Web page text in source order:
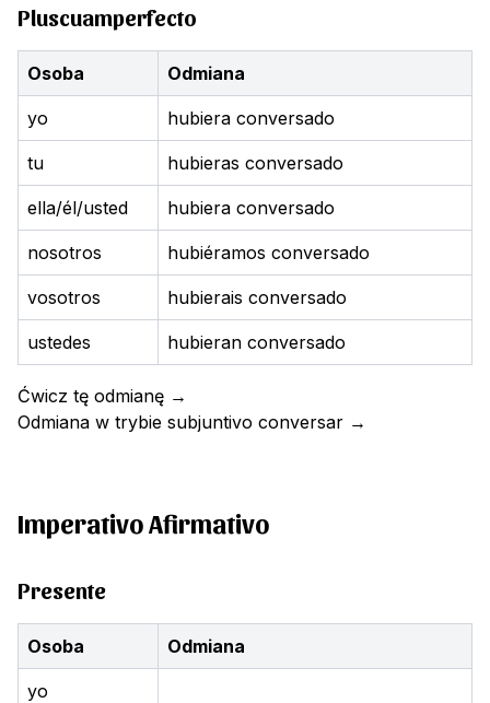
Pluscuamperfecto
Osoba Odmiana
yo hubiera conversado
tu hubieras conversado
ella/él/usted hubiera conversado
nosotros hubiéramos conversado
vosotros hubierais conversado
ustedes hubieran conversado
Ćwicz tę odmianę →
Odmiana w trybie subjuntivo conversar →
Imperativo Afirmativo
Presente
Osoba Odmiana
yo